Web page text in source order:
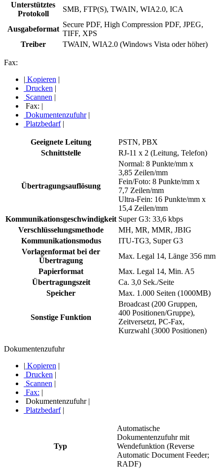
Unterstütztes
Protokoll
SMB, FTP(S), TWAIN, WIA2.0, ICA
Ausgabeformat
Secure PDF, High Compression PDF, JPEG,
TIFF, XPS
Treiber
TWAIN, WIA2.0 (Windows Vista oder höher)
Fax:
| Kopieren |
Drucken |
Scannen |
Fax: |
Dokumentenzufuhr|
Platzbedarf|
Geeignete Leitung
PSTN, PBX
Schnittstelle
RJ-11 x 2 (Leitung, Telefon)
Übertragungsauflösung
Normal: 8 Punkte/mm x
3,85 Zeilen/mm
Fein/Foto: 8 Punkte/mm x
7,7 Zeilen/mm
Ultra-Fein: 16 Punkte/mm x
15,4 Zeilen/mm
Kommunikationsgeschwindigkeit Super G3: 33,6 kbps
Verschlüsselungsmethode
MH, MR, MMR, JBIG
Kommunikationsmodus
ITU-TG3, Super G3
Vorlagenformat bei der
Übertragung
Max. Legal 14, Länge 356 mm
Papierformat
Max. Legal 14, Min. A5
Übertragungszeit
Ca. 3,0 Sek./Seite
Speicher
Max. 1.000 Seiten (1000MB)
Sonstige Funktion
Broadcast (200 Gruppen,
400 Positionen/Gruppe),
Zeitversetzt, PC-Fax,
Kurzwahl (3000 Positionen)
Dokumentenzufuhr
| Kopieren |
Drucken |
Scannen |
Fax: |
Dokumentenzufuhr|
Platzbedarf|
Typ
Automatische
Dokumentenzufuhr mit
Wendefunktion (Reverse
Automatic Document Feeder;
RADF)